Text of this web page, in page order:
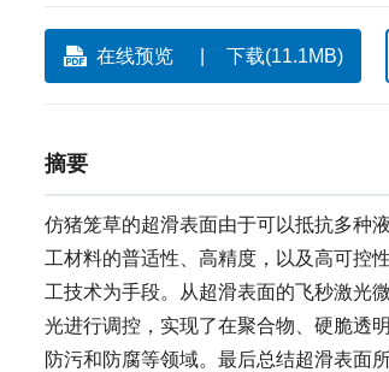
在线预览 下载(11.1MB)
摘要
仿猪笼草的超滑表面由于可以抵抗多种
工材料的普适性、高精度，以及高可控
工技术为手段。从超滑表面的飞秒激光
光进行调控，实现了在聚合物、硬脆透
防污和防腐等领域。最后总结超滑表面